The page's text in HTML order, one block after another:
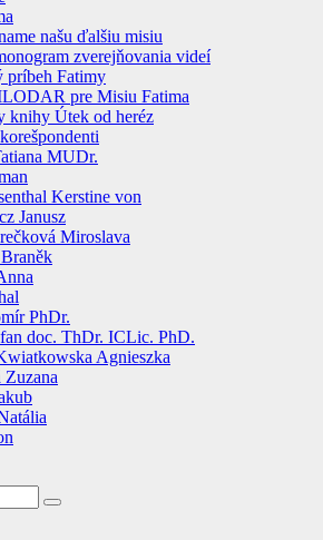
našu ďalšiu misiu
zverejňovania videí
Fatimy
pre Misiu Fatima
knihy Útek od heréz
MUDr.
Kerstine von
Janusz
Miroslava
PhDr.
doc. ThDr. ICLic. PhD.
Agnieszka
Zuzana